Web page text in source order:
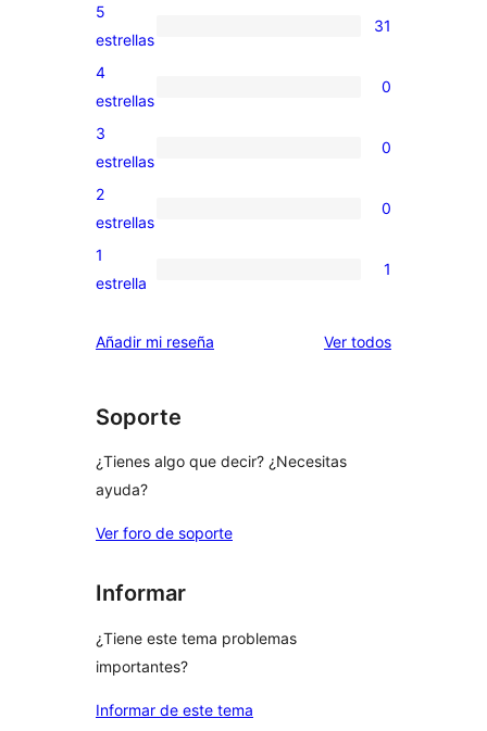
31
valoraciones
de
5
estrellas
31
0
valoraciones
de
4
estrellas
0
0
valoraciones
de
3
estrellas
0
0
valoraciones
de
estrellas
2
estrellas
0
1
de
1
estrella
1
Añadir mi reseña Ver todoslos
Soporte
¿Tienes algo que decir? ¿Necesitas
ayuda?
Ver foro de soporte
Informar
¿Tiene este tema problemas
importantes?
Informar de este tema